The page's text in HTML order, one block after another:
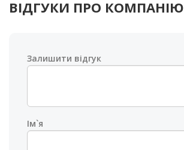
ВІДГУКИ ПРО КОМПАНІЮ
Залишити відгук
Ім`я